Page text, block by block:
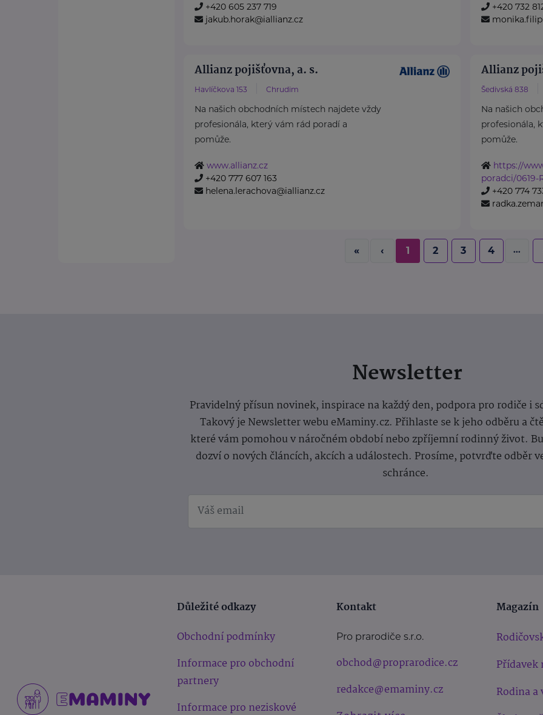
+420 605 237 719
jakub.horak@iallianz.cz
+420 732
Allianz pojišťovna, a. s.
Havlíčkova 153 Chrudim
Na našich obchodních místech najdete vždy
profesionála, který vám rád poradí a
pomůže.
www.allianz.cz
+420 777 607 163
helena.lerachova@iallianz.cz
Allianz
Šedivská 838
Na našich
profesionála,
pomůže.
https://
poradci/0619-
+420 774
« ‹ 1 2 3 4 ...
Newsletter
Pravidelný přísun novinek, inspirace na každý den, podpora pro rodiče i
Takový je Newsletter webu eMaminy.cz. Přihlaste se k jeho odběru a
které vám pomohou v náročném období nebo zpříjemní rodinný život.
dozví o nových článcích, akcích a událostech. Prosíme, potvrďte odběr
schránce.
Důležité odkazy
Obchodní podmínky
Informace pro obchodní
partnery
Informace pro neziskové
Kontakt
Pro prarodiče s.r.o.
obchod@proprarodice.cz
redakce@emaminy.cz
Magazín
Přídavek
Rodina a